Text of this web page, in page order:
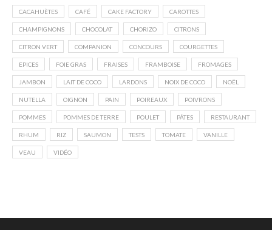
CACAHUÈTES CAFÉ CAKE FACTORY CAROTTES
CHAMPIGNONS CHOCOLAT CHORIZO CITRONS
CITRON VERT COMPANION CONCOURS COURGETTES
EPICES FOIE GRAS FRAISES FRAMBOISE FROMAGES
JAMBON LAIT DE COCO LARDONS NOIX DE COCO NOËL
NUTELLA OIGNON PAIN POIREAUX POIVRONS
POMMES POMMES DE TERRE POULET PÂTES RESTAURANT
RHUM RIZ SAUMON TESTS TOMATE VANILLE
VEAU VIDÉO